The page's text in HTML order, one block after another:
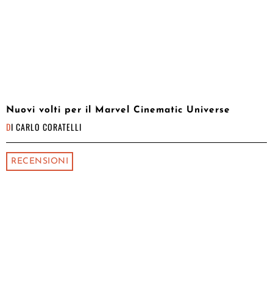
Nuovi volti per il Marvel Cinematic Universe
DI CARLO CORATELLI
RECENSIONI